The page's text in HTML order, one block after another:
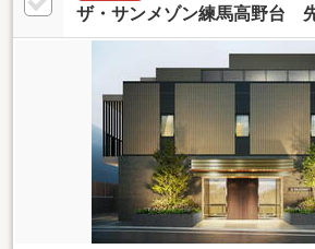
ザ・サンメゾン練馬高野台